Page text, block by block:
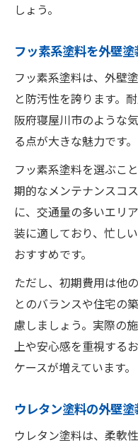
しょう。
フッ素系塗料を外壁
フッ素系塗料は、外壁
と防汚性を誇ります。
阪府寝屋川市のような
る点が大きな魅力です。
フッ素系塗料を選ぶこ
期的なメンテナンスコ
に、交通量の多いエリ
装に適しており、忙し
おすすめです。
ただし、初期費用は他
とのバランスや住宅の
慮しましょう。実際の
上や安心感を重視する
ケースが増えています。
ウレタン塗料の外壁
ウレタン塗料は、柔軟